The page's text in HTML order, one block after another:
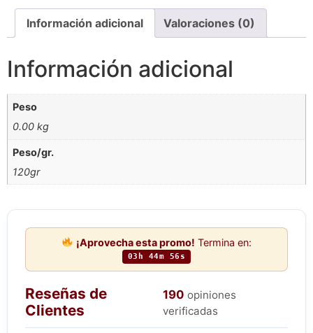
Información adicional Valoraciones (0)
Información adicional
Peso
0.00 kg
Peso/gr.
120gr
¡Aprovecha esta promo! Termina en:
03h 44m 56s
Reseñas de
Clientes
190 opiniones
verificadas